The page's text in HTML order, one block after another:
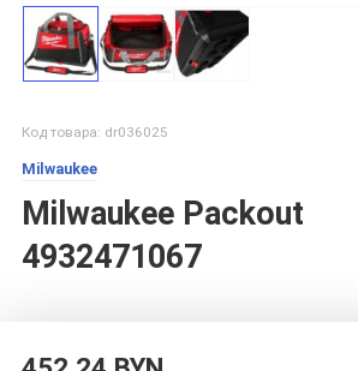
Код товара: dr036025
Milwaukee
Milwaukee Packout
4932471067